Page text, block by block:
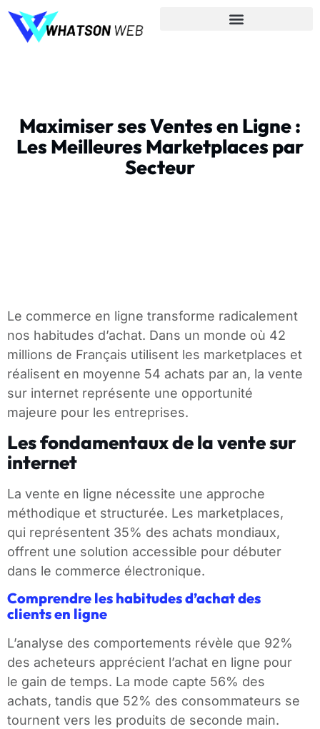
Maximiser ses Ventes en Ligne :
Les Meilleures Marketplaces par
Secteur
Le commerce en ligne transforme radicalement
nos habitudes d’achat. Dans un monde où 42
millions de Français utilisent les marketplaces et
réalisent en moyenne 54 achats par an, la vente
sur internet représente une opportunité
majeure pour les entreprises.
Les fondamentaux de la vente sur
internet
La vente en ligne nécessite une approche
méthodique et structurée. Les marketplaces,
qui représentent 35% des achats mondiaux,
offrent une solution accessible pour débuter
dans le commerce électronique.
Comprendre les habitudes d’achat des
clients en ligne
L’analyse des comportements révèle que 92%
des acheteurs apprécient l’achat en ligne pour
le gain de temps. La mode capte 56% des
achats, tandis que 52% des consommateurs se
tournent vers les produits de seconde main.